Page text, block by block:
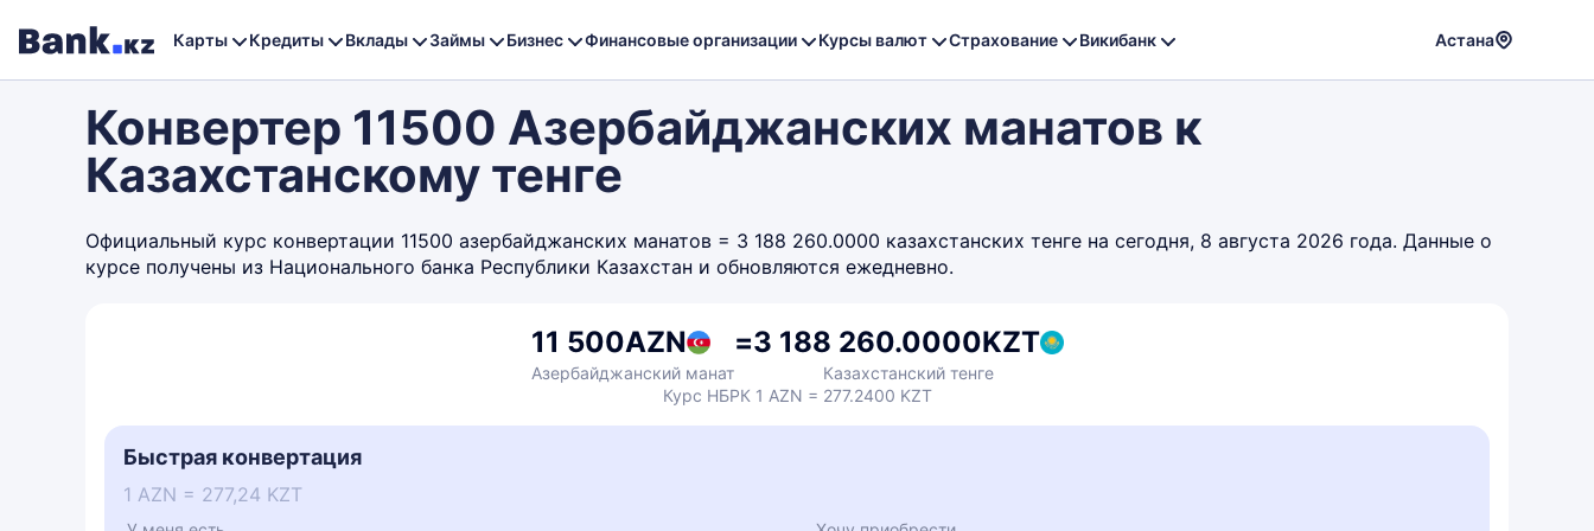
Карты Кредиты Вклады Займы Бизнес Финансовые организации Курсы валют Страхование Викибанк Астана
Конвертер 11500 Азербайджанских манатов к
Казахстанскому тенге
Официальный курс конвертации 11500 азербайджанских манатов = 3 188 260.0000 казахстанских тенге на сегодня, 8 августа 2026 года. Данные о
курсе получены из Национального банка Республики Казахстан и обновляются ежедневно.
11 500AZN
Азербайджанский манат
=3 188 260.0000KZT
Казахстанский тенге
Курс НБРК 1 AZN = 277.2400 KZT
Быстрая конвертация
1 AZN = 277,24 KZT